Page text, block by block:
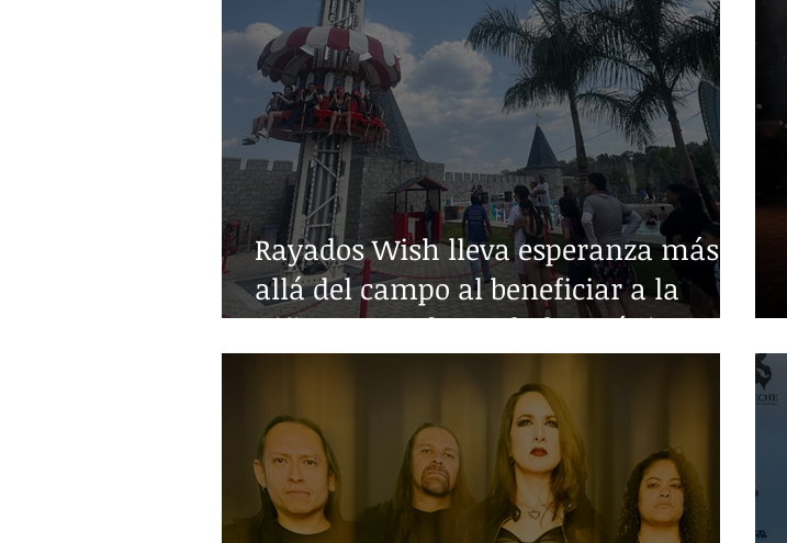
Rayados Wish lleva esperanza más
allá del campo al beneficiar a la
niñez con enfermedades crónicas